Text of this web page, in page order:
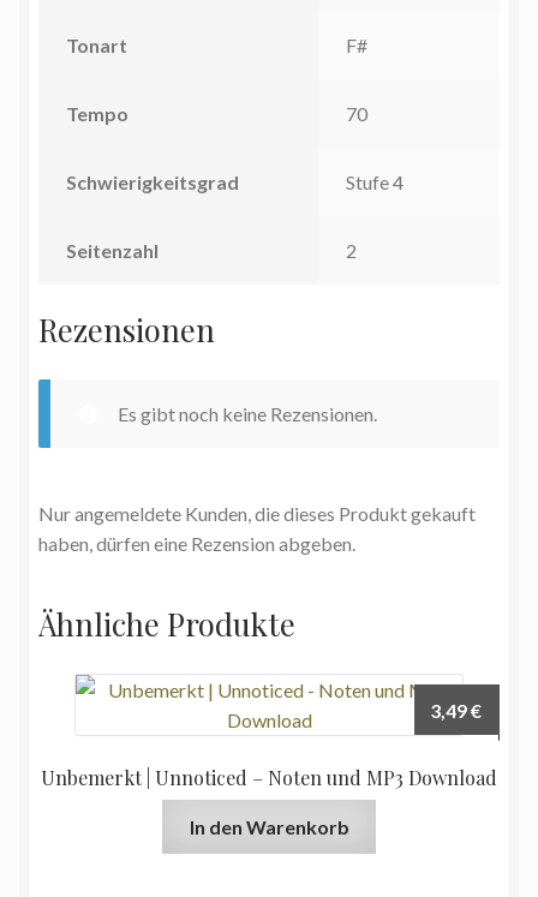
Tonart F#
Tempo 70
Schwierigkeitsgrad Stufe 4
Seitenzahl 2
Rezensionen
Es gibt noch keine Rezensionen.
Nur angemeldete Kunden, die dieses Produkt gekauft
haben, dürfen eine Rezension abgeben.
Ähnliche Produkte
Unbemerkt | Unnoticed – Noten und MP3 Download
3,49€
In den Warenkorb